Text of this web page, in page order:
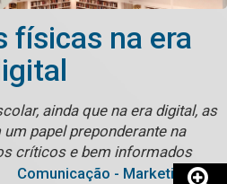
físicas na era
ainda que na era digital, as
papel preponderante na
críticos e bem informados
Comunicação - Marketing